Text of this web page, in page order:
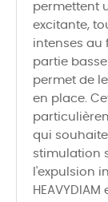
permettent
excitante,
intenses au
partie
permet de
en place.
qui
stimulation
l'expulsion